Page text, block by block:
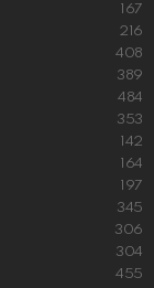
167
216
408
389
484
353
142
164
197
345
306
304
455